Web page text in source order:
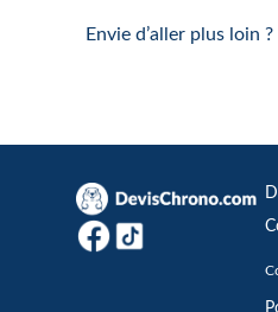
Envie d’aller plus loin